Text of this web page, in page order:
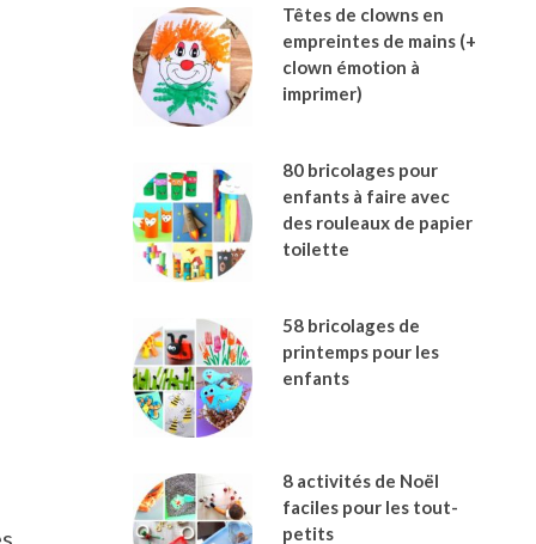
Têtes de clowns en
empreintes de mains (+
clown émotion à
imprimer)
80 bricolages pour
enfants à faire avec
des rouleaux de papier
toilette
58 bricolages de
printemps pour les
enfants
8 activités de Noël
faciles pour les tout-
petits